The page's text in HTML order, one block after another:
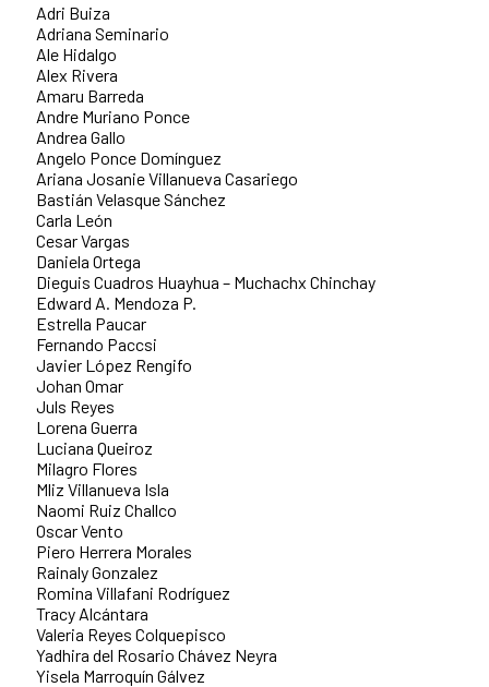
Adri Buiza
Adriana Seminario
Ale Hidalgo
Alex Rivera
Amaru Barreda
Andre Muriano Ponce
Andrea Gallo
Angelo Ponce Domínguez
Ariana Josanie Villanueva Casariego
Bastián Velasque Sánchez
Carla León
Cesar Vargas
Daniela Ortega
Dieguis Cuadros Huayhua – Muchachx Chinchay
Edward A. Mendoza P.
Estrella Paucar
Fernando Paccsi
Javier López Rengifo
Johan Omar
Juls Reyes
Lorena Guerra
Luciana Queiroz
Milagro Flores
Mliz Villanueva Isla
Naomi Ruiz Challco
Oscar Vento
Piero Herrera Morales
Rainaly Gonzalez
Romina Villafani Rodríguez
Tracy Alcántara
Valeria Reyes Colquepisco
Yadhira del Rosario Chávez Neyra
Yisela Marroquín Gálvez